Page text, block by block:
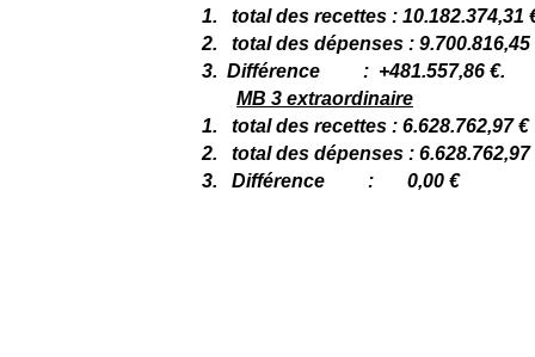
1.
total des recettes : 10.182.374,31
2.
total des dépenses : 9.700.816,45
3. Différence : +481.557,86 €.
MB 3 extraordinaire
1.
total des recettes : 6.628.762,97 €
2.
total des dépenses : 6.628.762,97
3.
Différence : 0,00 €